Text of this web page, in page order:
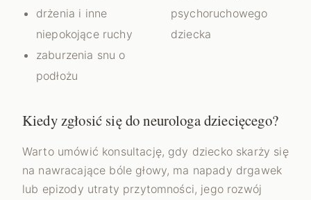
drżenia i inne
niepokojące ruchy
zaburzenia snu o
podłożu
psychoruchowego
dziecka
Kiedy zgłosić się do neurologa dziecięcego?
Warto umówić konsultację, gdy dziecko skarży się
na nawracające bóle głowy, ma napady drgawek
lub epizody utraty przytomności, jego rozwój